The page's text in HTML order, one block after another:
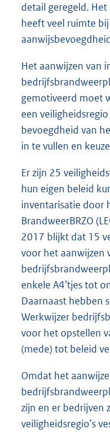
detail geregeld.
heeft veel ruimte
Het aanwijzen van
gemotiveerd moet
een
bevoegdheid van
in te vullen en
Er zijn 25
hun eigen beleid
inventarisatie door
BrandweerBRZO
2017 blijkt dat 15
voor het aanwijzen
enkele A4’tjes tot
Daarnaast hebben
Werkwijzer
voor het opstellen
(mede) tot beleid
Omdat het
zijn en er bedrijven
veiligheidsregio’s